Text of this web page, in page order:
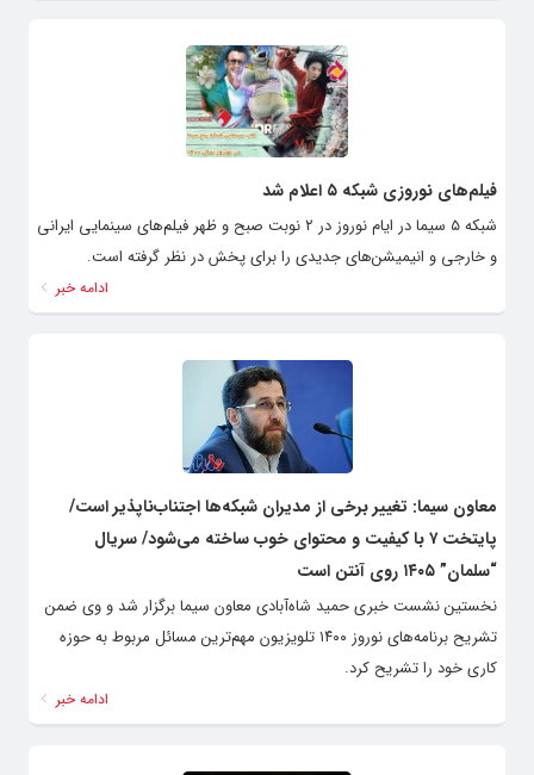
فیلم‌های نوروزی شبکه ۵ اعلام شد
شبکه ۵ سیما در ایام نوروز در ۲ نوبت صبح و ظهر فیلم‌های سینمایی ایرانی
و خارجی و انیمیشن‌های جدیدی را برای پخش در نظر گرفته است.
ادامه خبر
معاون سیما: تغییر برخی از مدیران شبکه‌ها اجتناب‌ناپذیر است/
پایتخت ۷ با کیفیت و محتوای خوب ساخته می‌شود/ سریال
“سلمان” ۱۴۰۵ روی آنتن است
نخستین نشست خبری حمید شاه‌آبادی معاون سیما برگزار شد و وی ضمن
تشریح برنامه‌های نوروز ۱۴۰۰ تلویزیون مهم‌ترین مسائل مربوط به حوزه
کاری خود را تشریح کرد.
ادامه خبر